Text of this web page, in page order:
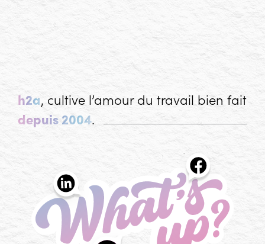
h2a, cultive l’amour du travail bien fait
depuis 2004.